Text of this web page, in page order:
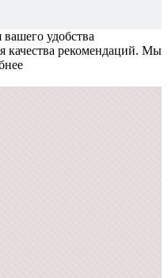
удобства
рекомендаций. Мы